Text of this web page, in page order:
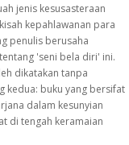
jenis kesusasteraan
kepahlawanan para
penulis berusaha
'seni bela diri' ini.
dikatakan tanpa
kedua: buku yang bersifat
dalam kesunyian
di tengah keramaian